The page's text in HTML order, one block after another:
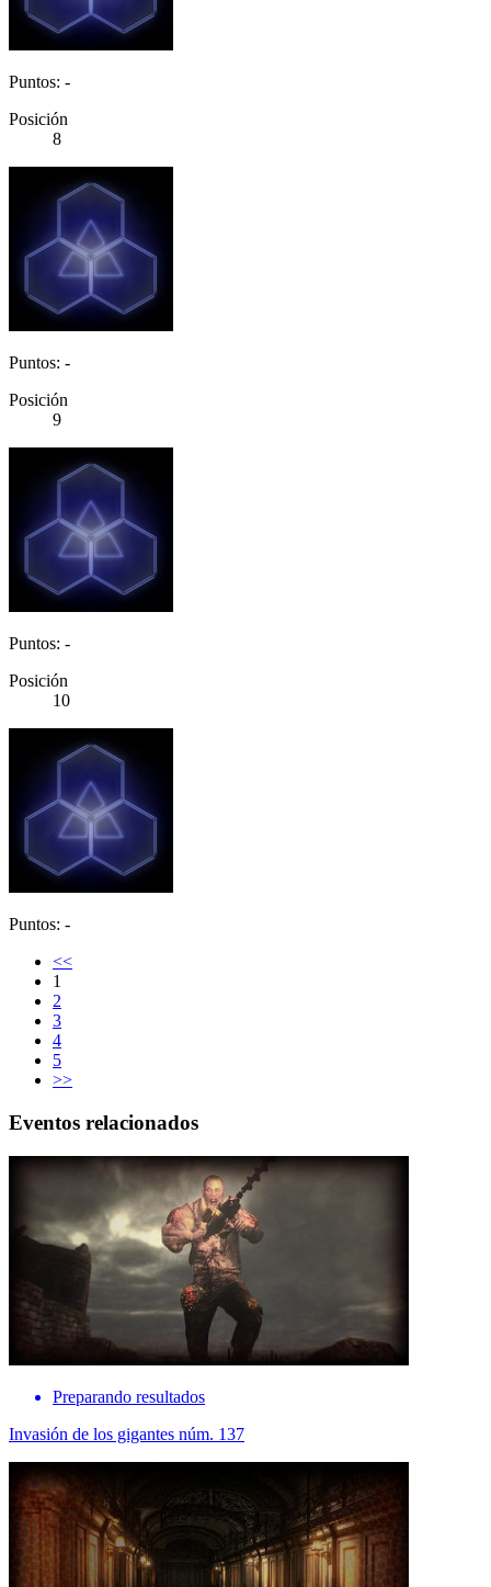
Puntos: -
Posición
8
Puntos: -
Posición
9
Puntos: -
Posición
10
Puntos: -
<<
1
2
3
4
5
>>
Eventos relacionados
Preparando resultados
Invasión de los gigantes núm. 137